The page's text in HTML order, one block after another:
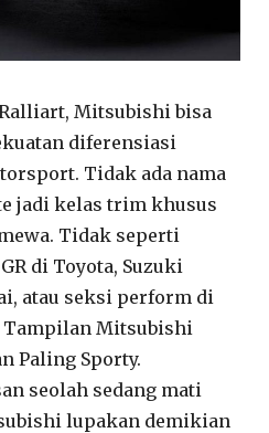
Mitsubishi bisa
diferensiasi
Tidak ada nama
jadi kelas trim khusus
Tidak seperti
di Toyota, Suzuki
atau seksi perform di
Tampilan Mitsubishi
Paling Sporty.
seolah sedang mati
lupakan demikian